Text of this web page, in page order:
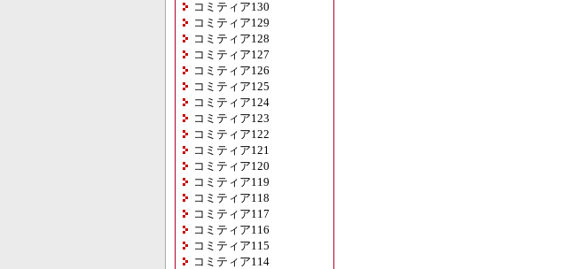
コミティア130
コミティア129
コミティア128
コミティア127
コミティア126
コミティア125
コミティア124
コミティア123
コミティア122
コミティア121
コミティア120
コミティア119
コミティア118
コミティア117
コミティア116
コミティア115
コミティア114